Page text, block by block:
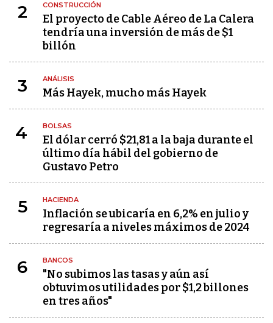
2 CONSTRUCCIÓN
El proyecto de Cable Aéreo de La Calera
tendría una inversión de más de $1
billón
3 ANÁLISIS
Más Hayek, mucho más Hayek
4 BOLSAS
El dólar cerró $21,81 a la baja durante el
último día hábil del gobierno de
Gustavo Petro
5 HACIENDA
Inflación se ubicaría en 6,2% en julio y
regresaría a niveles máximos de 2024
6 BANCOS
"No subimos las tasas y aún así
obtuvimos utilidades por $1,2 billones
en tres años"